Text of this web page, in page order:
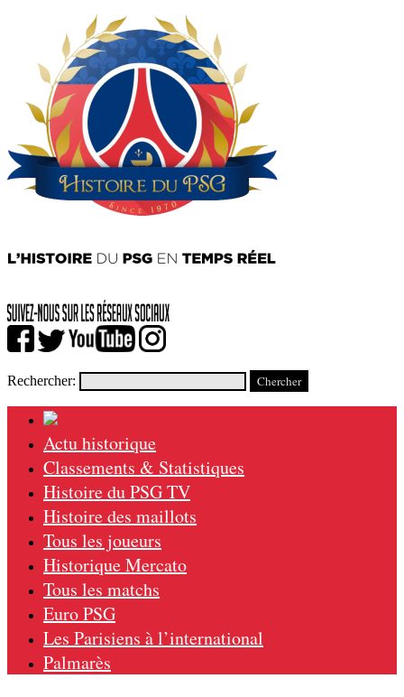
Rechercher:
Actu historique
Classements & Statistiques
Histoire du PSG TV
Histoire des maillots
Tous les joueurs
Historique Mercato
Tous les matchs
Euro PSG
Les Parisiens à l’international
Palmarès